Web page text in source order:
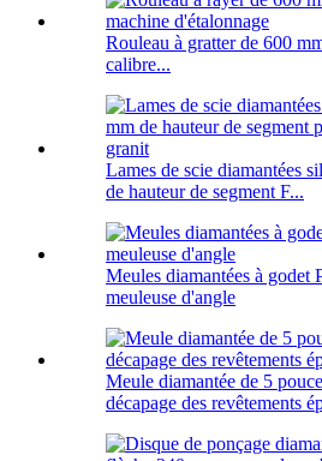
Rouleau à gratter de 600
calibre...
Lames de scie diamantées
de hauteur de segment F...
Meules diamantées à godet
meuleuse d'angle
Meule diamantée de 5
décapage des revêtements